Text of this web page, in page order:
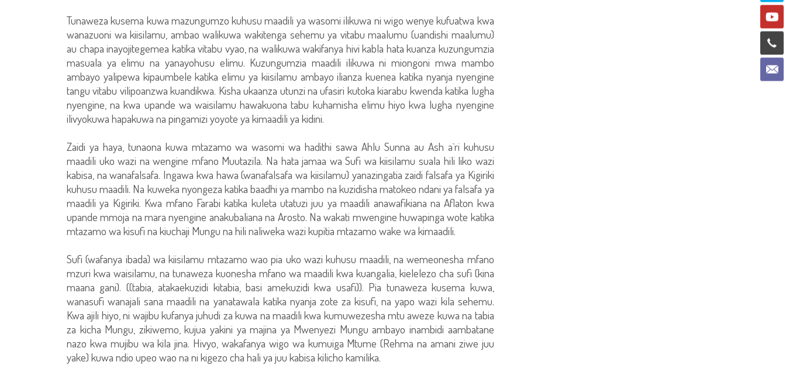
Tunaweza kusema kuwa mazungumzo kuhusu maadili ya wasomi ilikuwa ni wigo wenye kufuatwa kwa
wanazuoni wa kiisilamu, ambao walikuwa wakitenga sehemu ya vitabu maalumu (uandishi maalumu)
au chapa inayojitegemea katika vitabu vyao, na walikuwa wakifanya hivi kabla hata kuanza kuzungumzia
masuala ya elimu na yanayohusu elimu. Kuzungumzia maadili ilikuwa ni miongoni mwa mambo
ambayo yalipewa kipaumbele katika elimu ya kiisilamu ambayo ilianza kuenea katika nyanja nyengine
tangu vitabu vilipoanzwa kuandikwa. Kisha ukaanza utunzi na ufasiri kutoka kiarabu kwenda katika lugha
nyengine, na kwa upande wa waisilamu hawakuona tabu kuhamisha elimu hiyo kwa lugha nyengine
ilivyokuwa hapakuwa na pingamizi yoyote ya kimaadili ya kidini.
Zaidi ya haya, tunaona kuwa mtazamo wa wasomi wa hadithi sawa Ahlu Sunna au Ash a`ri kuhusu
maadili uko wazi na wengine mfano Muutazila. Na hata jamaa wa Sufi wa kiisilamu suala hili liko wazi
kabisa, na wanafalsafa. Ingawa kwa hawa (wanafalsafa wa kiisilamu) yanazingatia zaidi falsafa ya Kigiriki
kuhusu maadili. Na kuweka nyongeza katika baadhi ya mambo na kuzidisha matokeo ndani ya falsafa ya
maadili ya Kigiriki. Kwa mfano Farabi katika kuleta utatuzi juu ya maadili anawafikiana na Aflaton kwa
upande mmoja na mara nyengine anakubaliana na Arosto. Na wakati mwengine huwapinga wote katika
mtazamo wa kisufi na kiuchaji Mungu na hili naliweka wazi kupitia mtazamo wake wa kimaadili.
Sufi (wafanya ibada) wa kiisilamu mtazamo wao pia uko wazi kuhusu maadili, na wemeonesha mfano
mzuri kwa waisilamu, na tunaweza kuonesha mfano wa maadili kwa kuangalia, kielelezo cha sufi (kina
maana gani). ((tabia, atakaekuzidi kitabia, basi amekuzidi kwa usafi)). Pia tunaweza kusema kuwa,
wanasufi wanajali sana maadili na yanatawala katika nyanja zote za kisufi, na yapo wazi kila sehemu.
Kwa ajili hiyo, ni wajibu kufanya juhudi za kuwa na maadili kwa kumuwezesha mtu aweze kuwa na tabia
za kicha Mungu, zikiwemo, kujua yakini ya majina ya Mwenyezi Mungu ambayo inambidi aambatane
nazo kwa mujibu wa kila jina. Hivyo, wakafanya wigo wa kumuiga Mtume (Rehma na amani ziwe juu
yake) kuwa ndio upeo wao na ni kigezo cha hali ya juu kabisa kilicho kamilika.